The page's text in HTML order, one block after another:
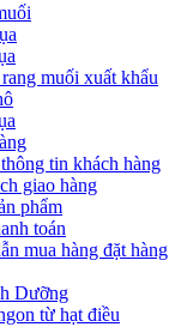
muối xuất khẩu
tin khách hàng
giao hàng
phẩm
toán
mua hàng đặt hàng
Dưỡng
từ hạt điều